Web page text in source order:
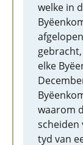
welke in
elke
waarom
scheiden
tyd van